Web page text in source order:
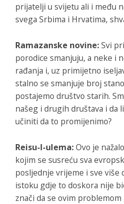
prijatelji u svijetu ali i među
svega Srbima i Hrvatima,
Ramazanske novine:Svi
porodice smanjuju, a neke i
rađanja i, uz primijetno
stalno se smanjuje broj
postajemo društvo starih.
našeg i drugih društava i da
učiniti da to promijenimo?
Reisu-l-ulema:Ovo je
kojim se susreću sva
posljednje vrijeme i sve više
istoku gdje to doskora nije
znači da se ovim